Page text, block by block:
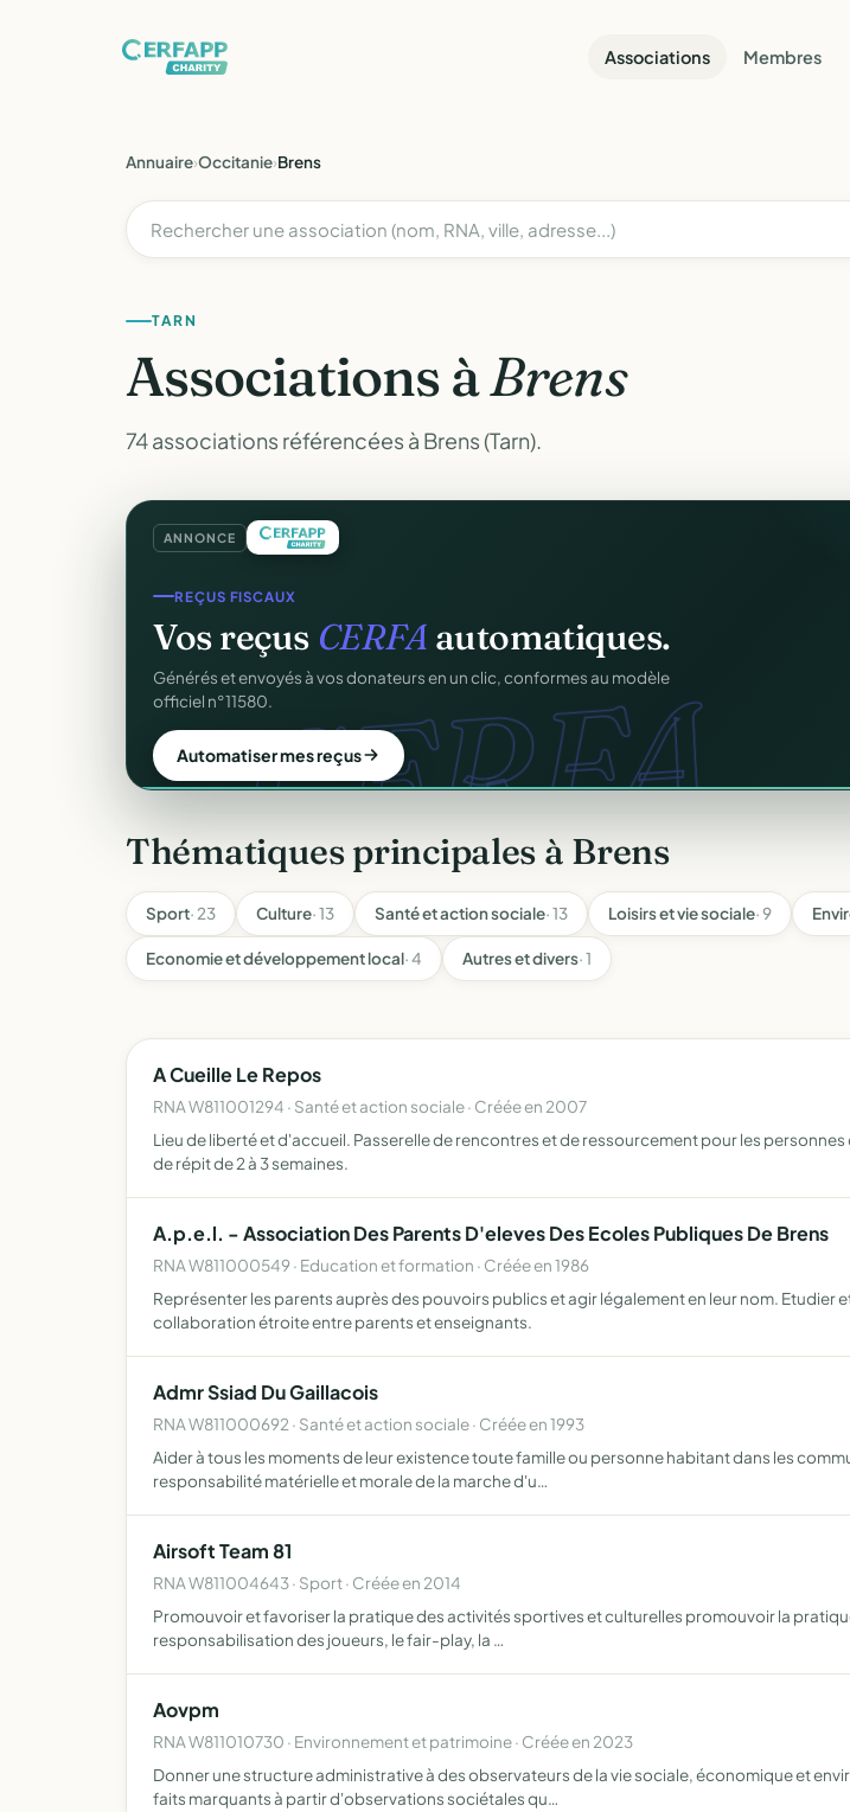
Associations Membres
Annuaire›Occitanie›Brens
TARN
Associations àBrens
74 associations référencées à Brens (Tarn).
ANNONCE
web.
SITE WEB
Votre site web d'associationoffert
Une page publique élégante et un site de collecte, prêts en cinq minutes.
Sans webmaster.
Créer mon site gratuit
Thématiques principales à Brens
Sport· 23 Culture· 13 Santé et action sociale· 13 Loisirs et vie sociale· 9
Economie et développement local· 4 Autres et divers· 1
A Cueille Le Repos
RNA W811001294 · Santé et action sociale · Créée en 2007
Lieu de liberté et d'accueil. Passerelle de rencontres et de ressourcement pour les
de répit de 2 à 3 semaines.
A.p.e.l. - Association Des Parents D'eleves Des Ecoles Publiques De Brens
RNA W811000549 · Education et formation · Créée en 1986
Représenter les parents auprès des pouvoirs publics et agir légalement en leur nom.
collaboration étroite entre parents et enseignants.
Admr Ssiad Du Gaillacois
RNA W811000692 · Santé et action sociale · Créée en 1993
Aider à tous les moments de leur existence toute famille ou personne habitant dans les
responsabilité matérielle et morale de la marche d'u…
Airsoft Team 81
RNA W811004643 · Sport · Créée en 2014
Promouvoir et favoriser la pratique des activités sportives et culturelles promouvoir la
responsabilisation des joueurs, le fair-play, la …
Aovpm
RNA W811010730 · Environnement et patrimoine · Créée en 2023
Donner une structure administrative à des observateurs de la vie sociale, économique et
faits marquants à partir d'observations sociétales qu…